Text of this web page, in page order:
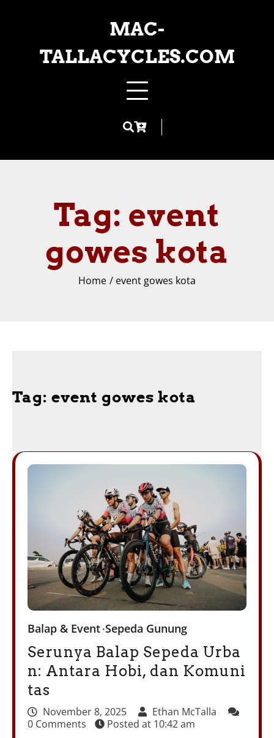
MAC-
TALLACYCLES.COM
Tag: event
gowes kota
Home event gowes kota
Tag: event gowes kota
Balap & Event Sepeda Gunung
Serunya Balap Sepeda Urba
n: Antara Hobi, dan Komuni
tas
November 8, 2025
Ethan McTalla
0 Comments
Posted at 10:42 am